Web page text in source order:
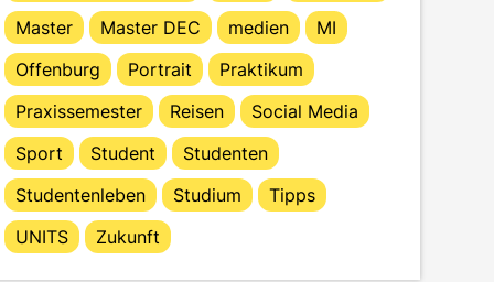
Master
Master DEC medien
MI
Offenburg
Portrait
Praktikum
Praxissemester
Reisen
Social Media
Sport
Student
Studenten
Studentenleben
Studium
Tipps
UNITS
Zukunft